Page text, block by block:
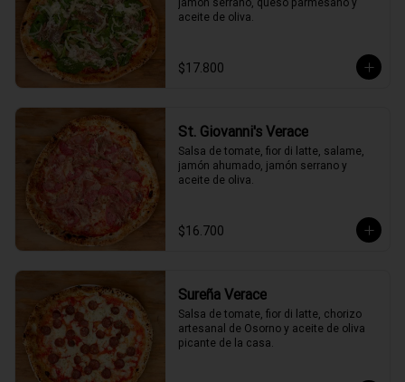
aceite de oliva.
$17.800
St. Giovanni's Verace
Salsa de tomate, fior di latte, salame,
jamón ahumado, jamón serrano y
aceite de oliva.
$16.700
Sureña Verace
Salsa de tomate, fior di latte, chorizo
artesanal de Osorno y aceite de oliva
picante de la casa.